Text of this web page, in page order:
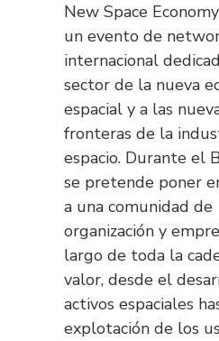
New Space
un evento de
internacional
sector de la nueva
espacial y a las
fronteras de la
espacio. Durante el
se pretende poner
a una comunidad de
organización y
largo de toda la
valor, desde el
activos espaciales
explotación de los